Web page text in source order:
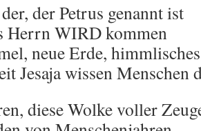
der Petrus genannt ist
Herrn WIRD kommen
neue Erde,
Jesaja wissen Menschen
diese Wolke voller